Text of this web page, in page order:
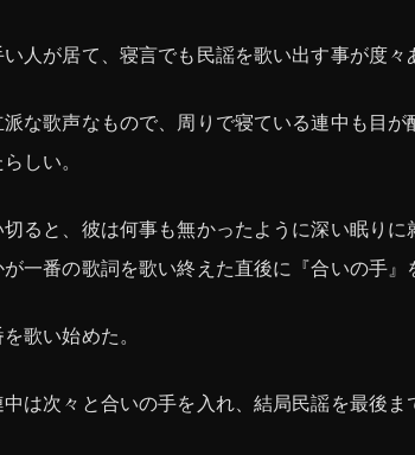
人が居て、寝言でも民謡を歌い出す事が度々
な歌声なもので、周りで寝ている連中も目
しい。
ると、彼は何事も無かったように深い眠りに
一番の歌詞を歌い終えた直後に『合いの手』
歌い始めた。
は次々と合いの手を入れ、結局民謡を最後ま